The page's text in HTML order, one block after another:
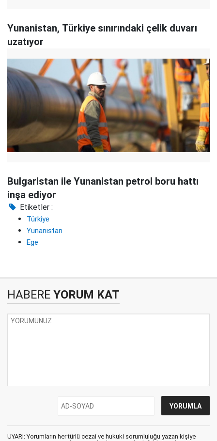
Yunanistan, Türkiye sınırındaki çelik duvarı
uzatıyor
Bulgaristan ile Yunanistan petrol boru hattı
inşa ediyor
Etiketler :
Türkiye
Yunanistan
Ege
HABERE YORUM KAT
UYARI: Yorumların her türlü cezai ve hukuki sorumluluğu yazan kişiye